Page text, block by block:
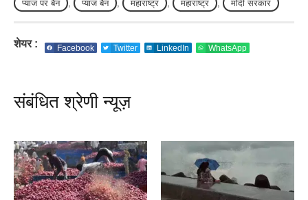
प्याज पर बैन , प्याज बैन , महाराष्ट्र , महाराष्ट्र , मोदी सरकार
शेयर : Facebook Twitter LinkedIn WhatsApp
संबंधित श्रेणी न्यूज़